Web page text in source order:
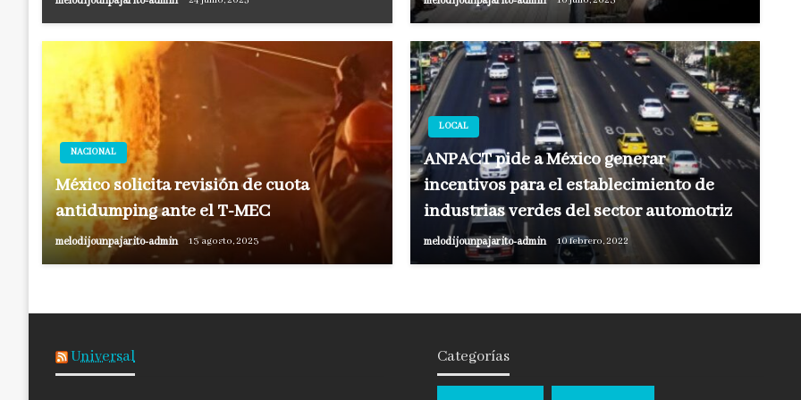
NACIONAL
México solicita revisión de cuota
antidumping ante el T-MEC
melodijounpajarito-admin 13 agosto, 2023
LOCAL
ANPACT pide a México generar
incentivos para el establecimiento de
industrias verdes del sector automotriz
melodijounpajarito-admin 10 febrero, 2022
Universal Categorías